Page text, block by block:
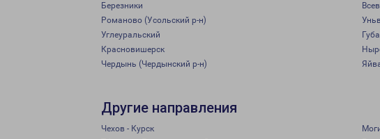
Березники
Романово (Усольский р-н)
Углеуральский
Красновишерск
Чердынь (Чердынский р-н)
Другие направления
Чехов - Курск